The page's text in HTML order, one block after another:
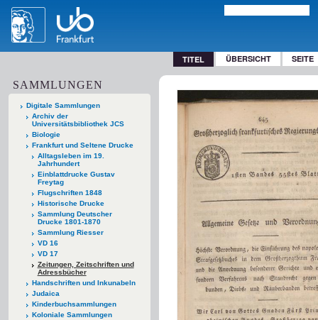
TITEL ÜBERSICHT SEITE
SAMMLUNGEN
Digitale Sammlungen
Archiv der
Universitätsbibliothek JCS
Biologie
Frankfurt und Seltene Drucke
Alltagsleben im 19.
Jahrhundert
Einblattdrucke Gustav
Freytag
Flugschriften 1848
Historische Drucke
Sammlung Deutscher
Drucke 1801-1870
Sammlung Riesser
VD 16
VD 17
Zeitungen, Zeitschriften und
Adressbücher
Handschriften und Inkunabeln
Judaica
Kinderbuchsammlungen
Koloniale Sammlungen